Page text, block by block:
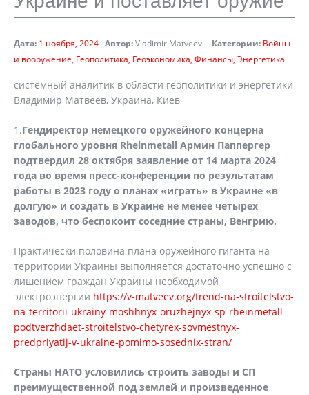
Дата: 1 ноября, 2024 Автор:Vladimir Matveev Категории: Войны
и вооружение Геополитика Геоэкономика Финансы Энергетика
cистемный аналитик в области геополитики и энергетики
Владимир Матвеев, Украина, Киев
1.Гендиректор немецкого оружейного концерна
глобального уровня Rheinmetall Армин Паппергер
подтвердил 28 октября заявление от 14 марта 2024
года во время пресс-конференции по результатам
работы в 2023 году о планах «играть» в Украине «в
долгую» и создать в Украине не менее четырех
заводов, что беспокоит соседние страны, Венгрию.
Практически половина плана оружейного гиганта на
территории Украины выполняется достаточно успешно с
лишением граждан Украины необходимой
электроэнергии https://v-matveev.org/trend-na-stroitelstvo-
na-territorii-ukrainy-moshhnyx-oruzhejnyx-sp-rheinmetall-
podtverzhdaet-stroitelstvo-chetyrex-sovmestnyx-
predpriyatij-v-ukraine-pomimo-sosednix-stran/
Страны НАТО условились строить заводы и СП
преимущественной под землей и произведенное